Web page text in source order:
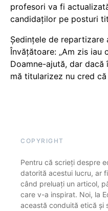
profesori va fi
candidaților pe posturi
Ședințele de repartizare
Învățătoare: „Am zis iau
Doamne-ajută, dar dacă
mă titularizez nu cred
COPYRIGHT
Pentru că scrieți despre
datorită acestui lucru, ar
când preluați un articol,
care v-a inspirat. Noi, la
această conduită etică și